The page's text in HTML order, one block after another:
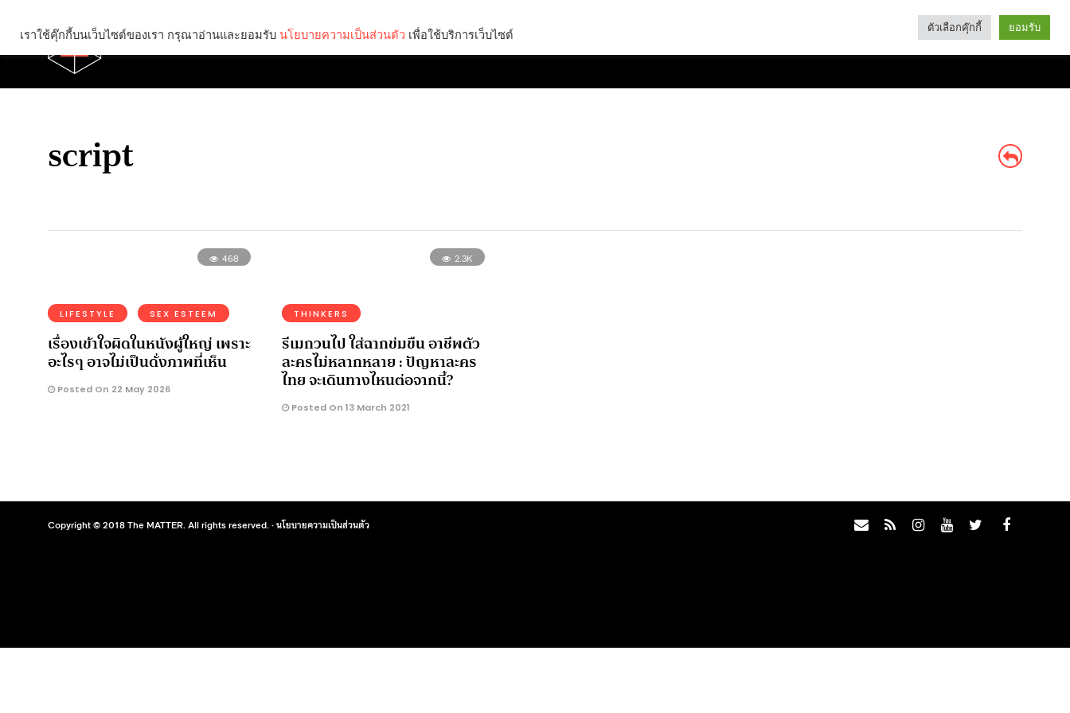
Categories
script
468
LIFESTYLE SEX ESTEEM
เรื่องเข้าใจผิดในหนังผู้ใหญ่ เพราะ
อะไรๆ อาจไม่เป็นดั่งภาพที่เห็น
Posted On 22 May 2026
2.3K
THINKERS
รีเมกวนไป ใส่ฉากข่มขืน อาชีพตัว
ละครไม่หลากหลาย : ปัญหาละคร
ไทย จะเดินทางไหนต่อจากนี้?
Posted On 13 March 2021
Copyright © 2018 The MATTER. All rights reserved. ·นโยบายความเป็นส่วนตัว
เราใช้คุ๊กกี้บนเว็บไซต์ของเรา กรุณาอ่านและยอมรับ นโยบายความเป็นส่วนตัว เพื่อใช้บริการเว็บไซต์ ตัวเลือกคุ๊กกี้ ยอมรับ